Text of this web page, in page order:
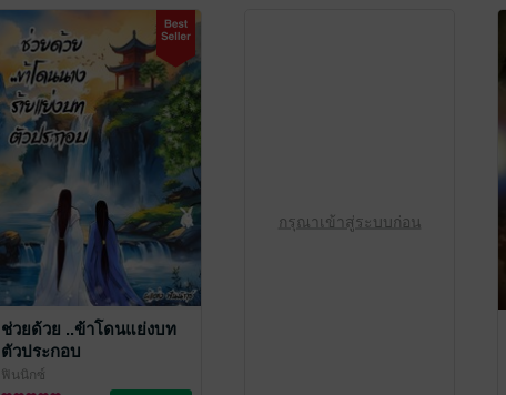
ช่วยด้วย ..ข้าโดนแย่งบท
ตัวประกอบ
ฟินนิกซ์
กรุณาเข้าสู่ระบบก่อน